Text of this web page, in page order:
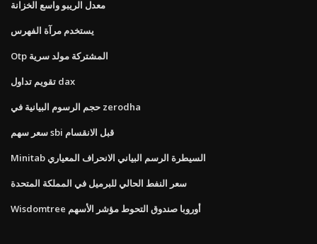
معدل الريبو واسع الخزانة
يستخدم مرآة الفهرس
Otp المشتركة مولد سرية
تقويم تداول dax
حجم الرسوم البيانية في zerodha
سعر سهم sbi قبل الانقسام
Minitab السيطرة الرسم البياني الانحراف المعياري
سعر النفط الحالي للبرميل في المملكة المتحدة
Wisdomtree أوروبا صندوق التحوط مؤشر الأسهم